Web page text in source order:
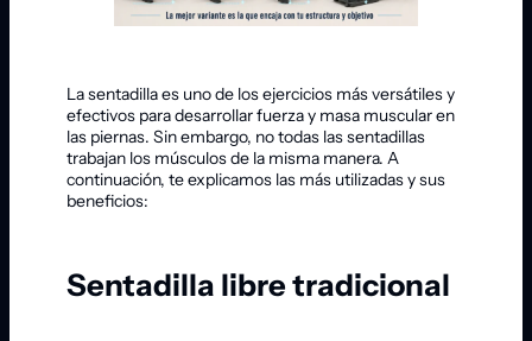
La sentadilla es uno de los ejercicios más versátiles y
efectivos para desarrollar fuerza y masa muscular en
las piernas. Sin embargo, no todas las sentadillas
trabajan los músculos de la misma manera. A
continuación, te explicamos las más utilizadas y sus
beneficios:
Sentadilla libre tradicional